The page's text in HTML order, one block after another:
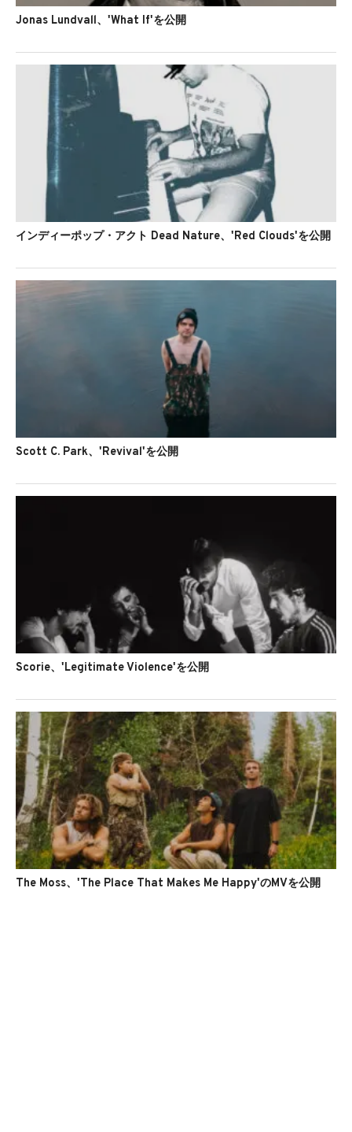
Jonas Lundvall、'What If'を公開
インディーポップ・アクト Dead Nature、'Red Clouds'を公開
Scott C. Park、'Revival'を公開
Scorie、'Legitimate Violence'を公開
The Moss、'The Place That Makes Me Happy'のMVを公開